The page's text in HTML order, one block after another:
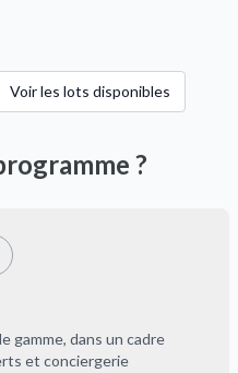
Voir les lots disponibles
?
gamme, dans un cadre
et conciergerie